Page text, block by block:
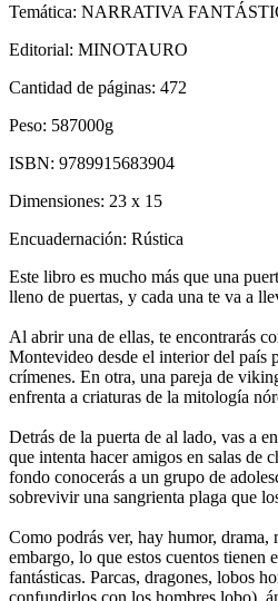
Temática: NARRATIVA
Editorial: MINOTAURO
Cantidad de páginas: 472
Peso: 587000g
ISBN: 9789915683904
Dimensiones: 23 x 15
Encuadernación: Rústica
Este libro es mucho más que una
lleno de puertas, y cada una te va a
Al abrir una de ellas, te encontrarás
Montevideo desde el interior del país
crímenes. En otra, una pareja de
enfrenta a criaturas de la mitología
Detrás de la puerta de al lado, vas a
que intenta hacer amigos en salas de
fondo conocerás a un grupo de
sobrevivir una sangrienta plaga que
Como podrás ver, hay humor, drama,
embargo, lo que estos cuentos tienen
fantásticas. Parcas, dragones, lobos
confundirlos con los hombres lobo),